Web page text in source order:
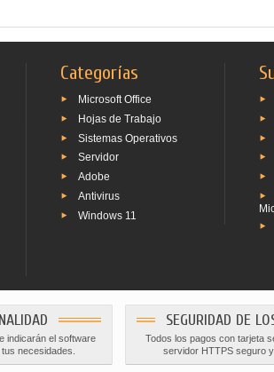
Categorías
Microsoft Office
Hojas de Trabajo
Sistemas Operativos
Servidor
Adobe
Antivirus
Windows 11
indicarán el software
necesidades.
SEGURIDAD DE
Todos los pagos con tarjeta
servidor HTTPS seguro